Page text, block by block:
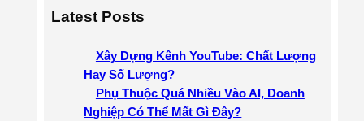
r
Latest Posts
Xây Dựng Kênh YouTube: Chất Lượng
Hay Số Lượng?
Phụ Thuộc Quá Nhiều Vào AI, Doanh
Nghiệp Có Thể Mất Gì Đây?